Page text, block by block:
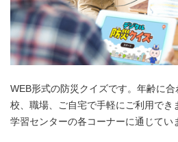
WEB形式の防災クイズです。年齢に
校、職場、ご自宅で手軽にご利用でき
学習センターの各コーナーに通じてい